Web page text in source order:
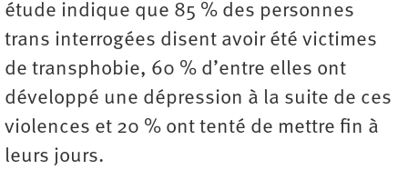
étude indique que 85 % des personnes
trans interrogées disent avoir été victimes
de transphobie, 60 % d’entre elles ont
développé une dépression à la suite de ces
violences et 20 % ont tenté de mettre fin à
leurs jours.